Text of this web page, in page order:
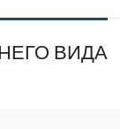
ВИДА